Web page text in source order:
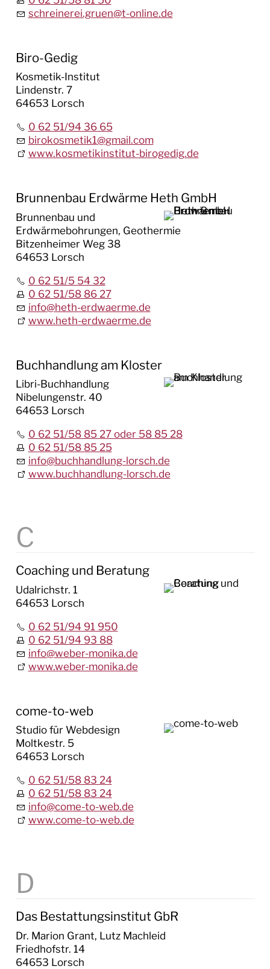
schreinerei.gruen@t-online.de
Biro-Gedig
Kosmetik-Institut
Lindenstr. 7
64653 Lorsch
0 62 51/94 36 65
birokosmetik1@gmail.com
www.kosmetikinstitut-birogedig.de
Brunnenbau Erdwärme Heth GmbH
Brunnenbau und
Erdwärmebohrungen, Geothermie
Bitzenheimer Weg 38
64653 Lorsch
0 62 51/5 54 32
0 62 51/58 86 27
info@heth-erdwaerme.de
www.heth-erdwaerme.de
Buchhandlung am Kloster
Libri-Buchhandlung
Nibelungenstr. 40
64653 Lorsch
0 62 51/58 85 27 oder 58 85 28
0 62 51/58 85 25
info@buchhandlung-lorsch.de
www.buchhandlung-lorsch.de
Coaching und Beratung
Udalrichstr. 1
64653 Lorsch
0 62 51/94 91 950
0 62 51/94 93 88
info@weber-monika.de
www.weber-monika.de
come-to-web
Studio für Webdesign
Moltkestr. 5
64653 Lorsch
0 62 51/58 83 24
0 62 51/58 83 24
info@come-to-web.de
www.come-to-web.de
Das Bestattungsinstitut GbR
Dr. Marion Grant, Lutz Machleid
Friedhofstr. 14
64653 Lorsch